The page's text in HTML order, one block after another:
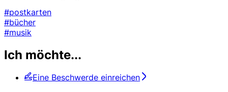
#postkarten
#bücher
#musik
Ich möchte...
Eine Beschwerde einreichen